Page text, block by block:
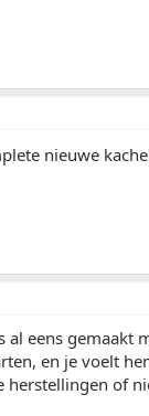
nieuwe
eens gemaakt
en je voelt
of